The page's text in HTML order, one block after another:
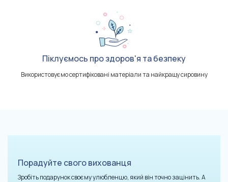
Піклуємось про здоров'я та безпеку
Використовуємо сертифіковані матеріали та найкращу сировину
Порадуйте свого вихованця
Зробіть подарунок своєму улюбленцю, який він точно зацінить. А